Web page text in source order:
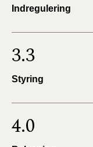
Indregulering
3.3
Styring
4.0